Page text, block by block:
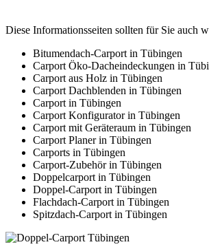
Diese Informationsseiten sollten für Sie auch
Bitumendach-Carport in Tübingen
Carport Öko-Dacheindeckungen in
Carport aus Holz in Tübingen
Carport Dachblenden in Tübingen
Carport in Tübingen
Carport Konfigurator in Tübingen
Carport mit Geräteraum in Tübingen
Carport Planer in Tübingen
Carports in Tübingen
Carport-Zubehör in Tübingen
Doppelcarport in Tübingen
Doppel-Carport in Tübingen
Flachdach-Carport in Tübingen
Spitzdach-Carport in Tübingen